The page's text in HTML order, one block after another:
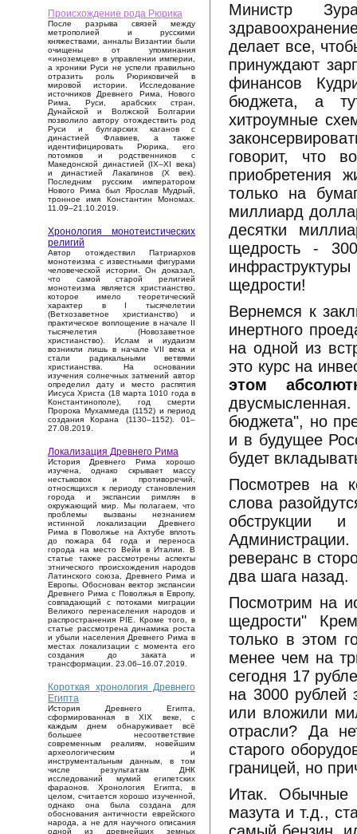
Происхождение рода Рюрика
После разрыва связей между
метрополией и русскими
княжествами, анналы Византии были
очищены от упоминания
«иноземцев» в управлении империи,
а хроники Руси не успели правильно
отразить роль Рюриковичей в
мировой истории. Исследование
источников Древнего Рима, Нового
Рима, Руси, арабских стран,
Дунайской и Волжской Болгарии
позволило автору отождествить род
Руси и булгарских каганов с
династией Флавиев, а также
идентифицировать Рюрика, его
потомков и родственников с
Македонской династией (IX–XI века)
и династией Лакапинов (X век).
Последним русским императором
Нового Рима был Ярослав Мудрый,
тронное имя Константин Мономах.
11.09–21.10.2019.
Хронология монотеистических
религий
Автор отождествил Патриархов
монотеизма с известными фигурами
человеческой истории. Он доказал,
что самой старой религией
монотеизма является христианство,
которое имело теоретический
характер в I тысячелетии
(Ветхозаветное христианство) и
практическое воплощение в начале II
тысячелетия (Новозаветное
христианство). Ислам и иудаизм
возникли лишь в начале VII века и
стали радикальными ветвями
христианства. На основании
изучения солнечных затмений автор
определил дату и место распятия
Иисуса Христа (18 марта 1010 года в
Константинополе), год смерти
Пророка Мухаммеда (1152) и период
создания Корана (1130–1152). 01–
27.08.2019.
Локализация Древнего Рима
История Древнего Рима хорошо
изучена, однако скрывает массу
нестыковок и противоречий,
относящихся к периоду становления
города и экспансии римлян в
окружающий мир. Мы полагаем, что
проблемы вызваны незнанием
истинной локализации Древнего
Рима в Поволжье на Ахтубе вплоть
до пожара 64 года и переноса
города на место Вейи в Италии. В
статье также рассмотрены аспекты
этнического происхождения народов
Латинского союза, Древнего Рима и
Европы. Обоснован вектор экспансии
Древнего Рима с Поволжья в Европу,
совпадающий с потоками миграции
Великого перенаселения народов и
распространения PIE. Кроме того, в
статье рассмотрена динамика роста
и убыли населения Древнего Рима в
местах локализации с момента его
создания до заката и
трансформации. 23.06–16.07.2019.
Короткая хронология Древнего
Египта
История Древнего Египта,
сформированная в XIX веке, с
каждым днем обнаруживает всё
большее несоответствие
современным реалиям, новейшим
археологическим и
инструментальным данным, в том
числе результатам ДНК
исследований мумий египетских
фараонов. Хронология Египта, в
целом, считается хорошо изученной,
однако она была создана для
обоснования античности еврейского
народа, а не для научного описания
одной из древнейших земных
Министр
делает все,
принуждают
финансов
бюджета, а
хитроумные
говорит, что
приобретения
только на
миллиард
десятки
щедрость -
щедрости!
Вернемся к
инертного
на одной из
это курс на
этом
бюджета", но
и в будущее
будет
Посмотрев на
слова
обструкции
реверанс в
два шага назад.
Посмотрим на
щедрости"
только в этом
менее чем на
сегодня 17
на 3000 рублей
или вложили
отрасли? Да
старого
границей, но
Итак. Обычные
мазута и т.д.,